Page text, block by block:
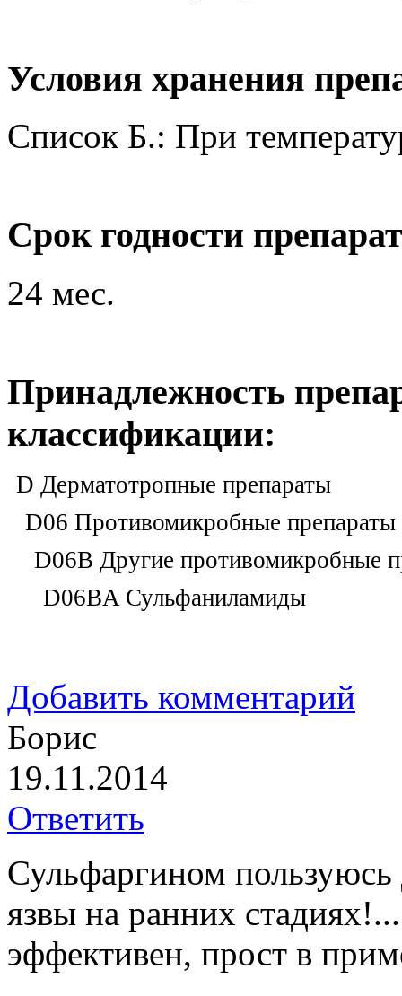
Условия хранения
Список Б.: При
Срок годности
24 мес.
Принадлежность
классификации:
D Дерматотропные препараты
D06 Противомикробные препараты
D06B Другие противомикробные
D06BA Сульфаниламиды
Добавить комментарий
Борис
19.11.2014
Ответить
Сульфаргином
язвы на ранних
эффективен, прост в